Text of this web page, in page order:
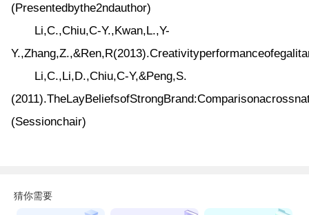
(Presentedbythe2ndauthor)
Li,C.,Chiu,C-Y.,Kwan,L.,Y-
Li,C.,Li,D.,Chiu,C-Y,&Peng,S.
(Sessionchair)